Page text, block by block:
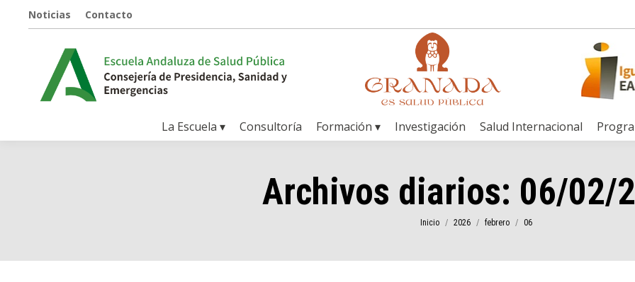
Noticias Contacto
La Escuela ▾ Consultoría Formación ▾ Investigación Salud Internacional
Archivos diarios: 06/02/
Estás aquí:
Inicio 2026 febrero 06